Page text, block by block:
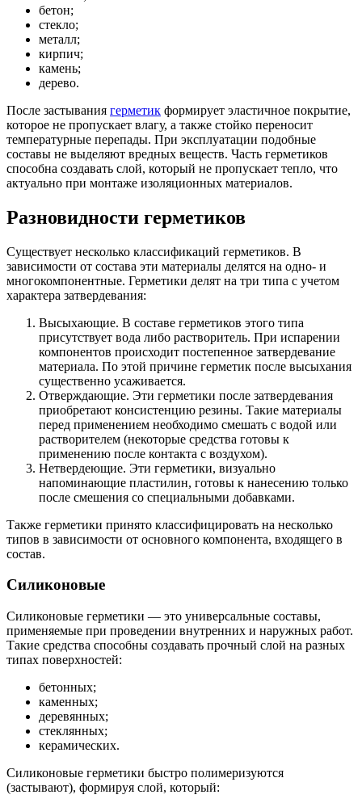
бетон;
стекло;
металл;
кирпич;
камень;
дерево.
После застывания герметик формирует эластичное покрытие,
которое не пропускает влагу, а также стойко переносит
температурные перепады. При эксплуатации подобные
составы не выделяют вредных веществ. Часть герметиков
способна создавать слой, который не пропускает тепло, что
актуально при монтаже изоляционных материалов.
Разновидности герметиков
Существует несколько классификаций герметиков. В
зависимости от состава эти материалы делятся на одно- и
многокомпонентные. Герметики делят на три типа с учетом
характера затвердевания:
Высыхающие. В составе герметиков этого типа
присутствует вода либо растворитель. При испарении
компонентов происходит постепенное затвердевание
материала. По этой причине герметик после высыхания
существенно усаживается.
Отверждающие. Эти герметики после затвердевания
приобретают консистенцию резины. Такие материалы
перед применением необходимо смешать с водой или
растворителем (некоторые средства готовы к
применению после контакта с воздухом).
Нетвердеющие. Эти герметики, визуально
напоминающие пластилин, готовы к нанесению только
после смешения со специальными добавками.
Также герметики принято классифицировать на несколько
типов в зависимости от основного компонента, входящего в
состав.
Силиконовые
Силиконовые герметики — это универсальные составы,
применяемые при проведении внутренних и наружных работ.
Такие средства способны создавать прочный слой на разных
типах поверхностей:
бетонных;
каменных;
деревянных;
стеклянных;
керамических.
Силиконовые герметики быстро полимеризуются
(застывают), формируя слой, который: